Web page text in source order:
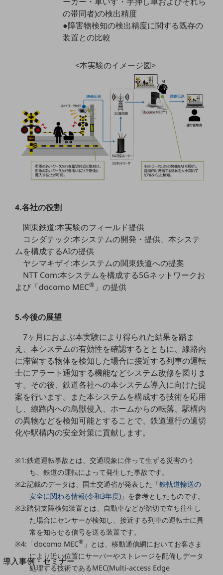
法人向けスマホ・携帯に関する、
おすすめの機種、料金やサービスをご紹介
製品TOP
ビジネス向けスマートフォン
タフネススマートフォン
ドコモケータイ
5G対応ホームルーター
通信モジュール製品
衛星携帯電話
IOT完了済みメーカーブランド製品
料金
ドコモBiz データ無制限 ドコモ MAX ドコモ mini ドコモBiz かけ放題
ケータイプラン
5Gデータプラス
データプラス
IoT向け回線料金
home5Gプラン
モバイルサービス
端末の一元管理
運用保守・故障紛失サポート
回線・ネットワーク
別ウィンドウで開きます
サービスをご利用中のお客さま
導入事例・セミナー
導入事例TOP
の帯同者)の検出精度
●障害物検知の検出精度に関する既存の
装置との比較
<本実験のイメージ図>
4.各社の役割
関東鉄道:本実験のフィールド提供
コシダテック:本システムの開発・提供、本システ
ムを構成するAIの提供
ヤシマキザイ:本システムの関東鉄道への提案
NTT Com:本システムを構成する5Gネットワークお
よび「docomo MEC® 」の提供
5.今後の展望
7ヶ月におよぶ本実験により得られた結果を踏ま
え、本システムの有効性を確認するとともに、線路内
に滞留する物体を検知した場合に接近する列車の運転
士にアラート通知する機能などシステム改修を図りま
す。その後、鉄道各社への本システム導入に向けた提
案を行います。また本システムを構成する技術を応用
し、線路内への鳥獣侵入、ホームからの転落、駅構内
の異物などを検知可能とすることで、鉄道運行の適切
化や駅構内の安全対策に貢献します。
※1:鉄道運転事故とは、交通現象に伴って生ずる災害のう
ち、鉄道の運転によって発生した事故です。
※2:記載のデータは、国土交通省が発表した「鉄軌道輸送の
安全に関わる情報(令和3年度) 」を参考としたものです。
※3:踏切支障検知装置とは、自動車などが踏切で立ち往生し
た場合にセンサーが検知し、接近する列車の運転士に異
常を知らせる信号を送る装置です。
※4:「docomo MEC® 」とは、移動通信網においてお客さま
により近い位置にサーバーやストレージを配備しデータ
処理する技術であるMEC(Multi-access Edge